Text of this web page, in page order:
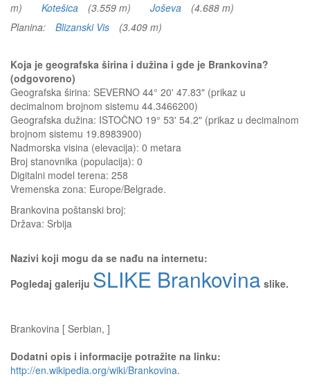
m)
Kotešica (3.559 m) Joševa
(4.688 m)
Planina:
Blizanski Vis (3.409 m)
Koja je geografska širina i dužina i gde je Brankovina?
(odgovoreno)
Geografska širina: SEVERNO 44° 20' 47.83" (prikaz u
decimalnom brojnom sistemu 44.3466200)
Geografska dužina: ISTOČNO 19° 53' 54.2" (prikaz u decimalnom
brojnom sistemu 19.8983900)
Nadmorska visina (elevacija): 0 metara
Broj stanovnika (populacija): 0
Digitalni model terena: 258
Vremenska zona: Europe/Belgrade.
Brankovina poštanski broj:
Država: Srbija
Nazivi koji mogu da se nađu na internetu:
Pogledaj galeriju SLIKE Brankovina slike.
Brankovina [ Serbian, ]
Dodatni opis i informacije potražite na linku:
http://en.wikipedia.org/wiki/Brankovina.